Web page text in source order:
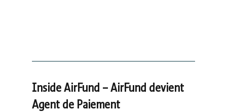
Inside AirFund – AirFund devient
Agent de Paiement